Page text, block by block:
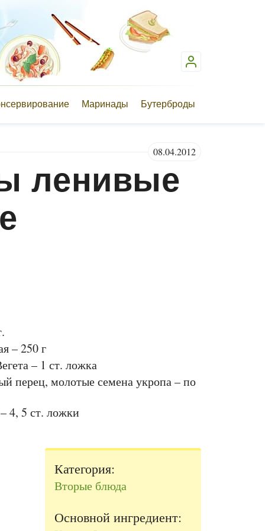
Маринады Бутерброды
08.04.2012
ленивые
– 250 г
– 1 ст. ложка
перец, молотые семена укропа – по
4, 5 ст. ложки
Категория:
Вторые блюда
Основной ингредиент: